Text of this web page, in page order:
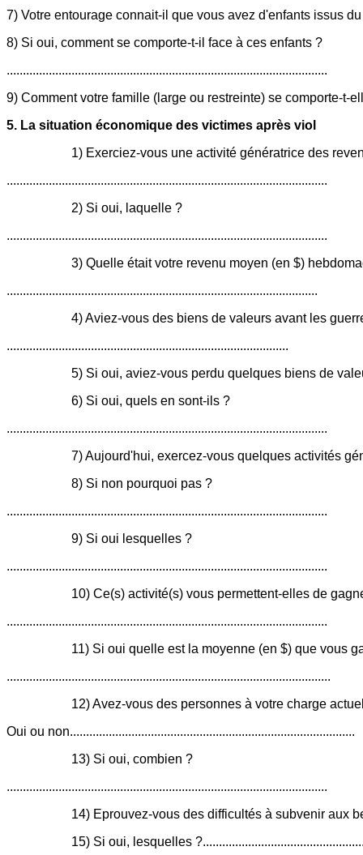
7) Votre entourage connait-il que vous avez d'enfants issus du
8) Si oui, comment se comporte-t-il face à ces enfants ?
...................................................................................................
9) Comment votre famille (large ou restreinte) se comporte-t-
5. La situation économique des victimes après viol
1) Exerciez-vous une activité génératrice des
...................................................................................................
2) Si oui, laquelle ?
...................................................................................................
3) Quelle était votre revenu moyen (en $)
................................................................................................
4) Aviez-vous des biens de valeurs avant les
.......................................................................................
5) Si oui, aviez-vous perdu quelques biens de
6) Si oui, quels en sont-ils ?
...................................................................................................
7) Aujourd'hui, exercez-vous quelques activités
8) Si non pourquoi pas ?
...................................................................................................
9) Si oui lesquelles ?
...................................................................................................
10) Ce(s) activité(s) vous permettent-elles de
...................................................................................................
11) Si oui quelle est la moyenne (en $) que vous
....................................................................................................
12) Avez-vous des personnes à votre charge
Oui ou non........................................................................................
13) Si oui, combien ?
...................................................................................................
14) Eprouvez-vous des difficultés à subvenir aux
15) Si oui, lesquelles